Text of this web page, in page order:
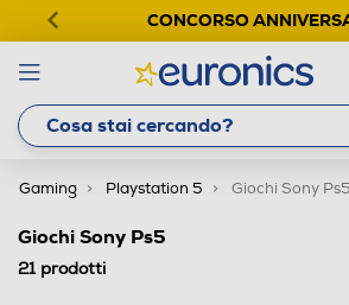
CONCORSO
Gaming Playstation 5 Giochi Sony Ps5
Giochi Sony Ps5
21prodotti